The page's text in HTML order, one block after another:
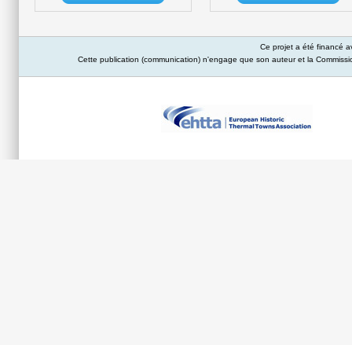
Ce projet a été financé
Cette publication (communication) n'engage que son auteur et la